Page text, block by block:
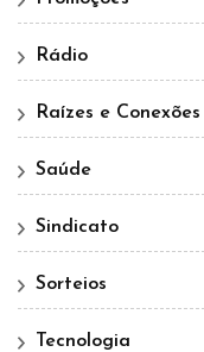
Rádio
Raízes e Conexões
Saúde
Sindicato
Sorteios
Tecnologia